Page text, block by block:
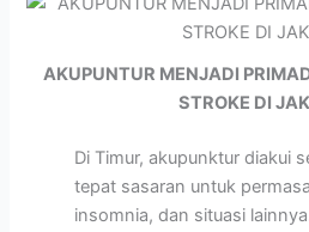
AKUPUNTUR MENJADI
STROKE DI
Di Timur, akupunktur diakui
tepat sasaran untuk
insomnia, dan situasi